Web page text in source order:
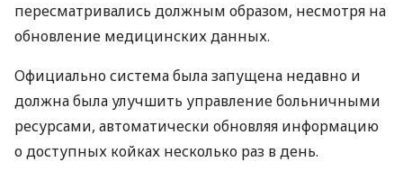
пересматривались должным образом, несмотря на
обновление медицинских данных.
Официально система была запущена недавно и
должна была улучшить управление больничными
ресурсами, автоматически обновляя информацию
о доступных койках несколько раз в день.